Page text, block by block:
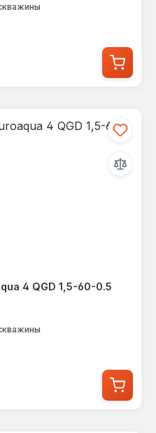
4 QGD 1,5-60-0.5